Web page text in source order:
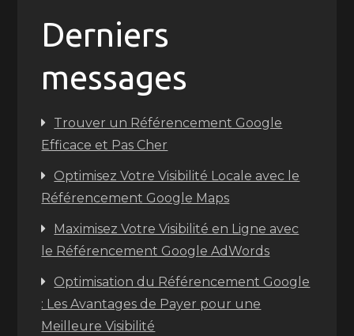
Derniers
messages
Trouver un Référencement Google
Efficace et Pas Cher
Optimisez Votre Visibilité Locale avec le
Référencement Google Maps
Maximisez Votre Visibilité en Ligne avec
le Référencement Google AdWords
Optimisation du Référencement Google
: Les Avantages de Payer pour une
Meilleure Visibilité